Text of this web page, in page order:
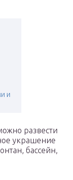
и
развести
украшение
бассейн,